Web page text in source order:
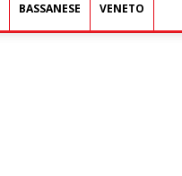
BASSANESE VENETO